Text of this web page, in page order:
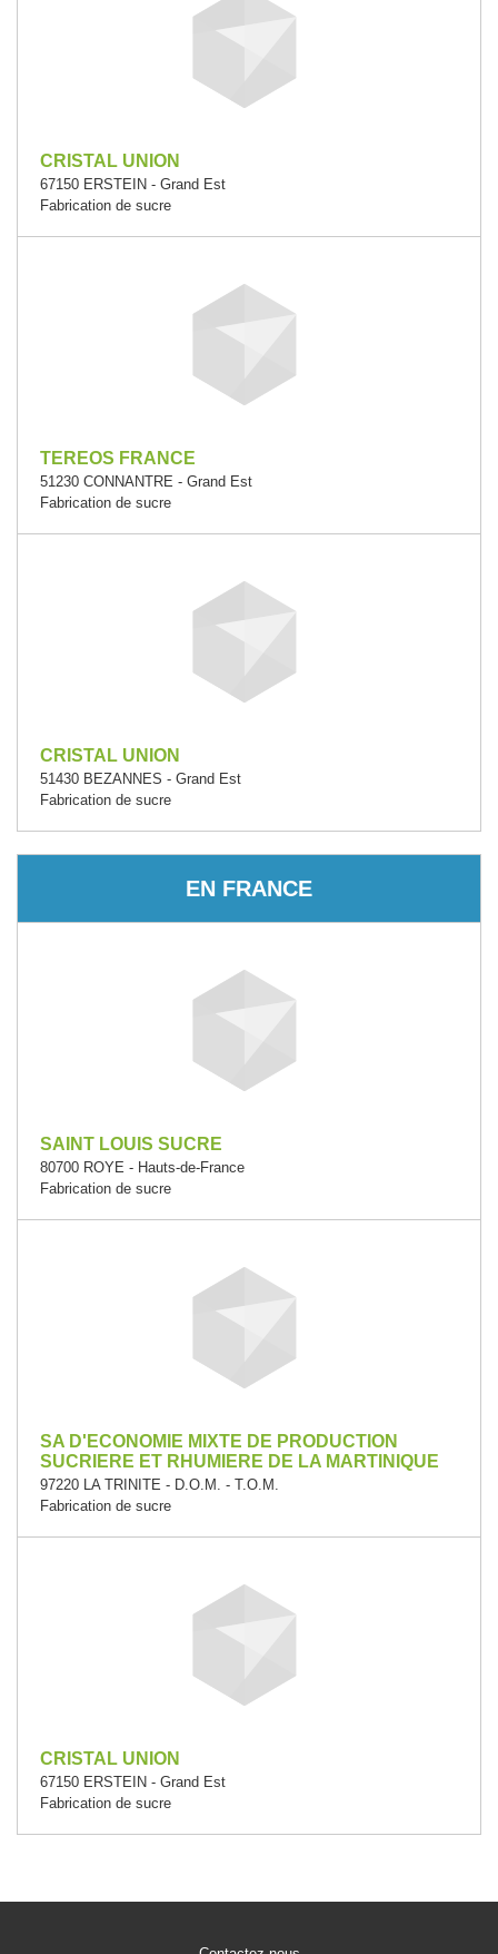
CRISTAL UNION
67150 ERSTEIN - Grand Est
Fabrication de sucre
TEREOS FRANCE
51230 CONNANTRE - Grand Est
Fabrication de sucre
CRISTAL UNION
51430 BEZANNES - Grand Est
Fabrication de sucre
EN FRANCE
SAINT LOUIS SUCRE
80700 ROYE - Hauts-de-France
Fabrication de sucre
SA D'ECONOMIE MIXTE DE PRODUCTION
SUCRIERE ET RHUMIERE DE LA MARTINIQUE
97220 LA TRINITE - D.O.M. - T.O.M.
Fabrication de sucre
CRISTAL UNION
67150 ERSTEIN - Grand Est
Fabrication de sucre